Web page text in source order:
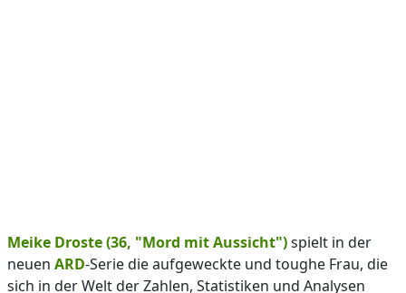
Meike Droste (36, "Mord mit Aussicht")spielt in der
neuen ARD-Serie die aufgeweckte und toughe Frau, die
sich in der Welt der Zahlen, Statistiken und Analysen